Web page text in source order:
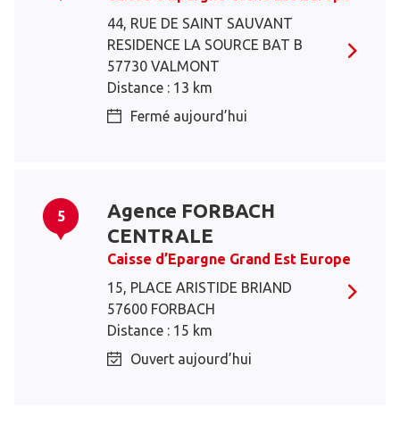
44, RUE DE SAINT SAUVANT
RESIDENCE LA SOURCE BAT B
57730 VALMONT
Distance : 13 km
Fermé aujourd’hui
5
Agence FORBACH
CENTRALE
Caisse d’Epargne Grand Est Europe
15, PLACE ARISTIDE BRIAND
57600 FORBACH
Distance : 15 km
Ouvert aujourd’hui